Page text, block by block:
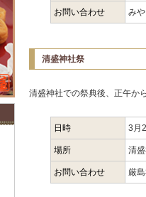
お問い合わせ み
清盛神社祭
清盛神社での祭典後、正午か
日時 3月
場所 清
お問い合わせ 厳